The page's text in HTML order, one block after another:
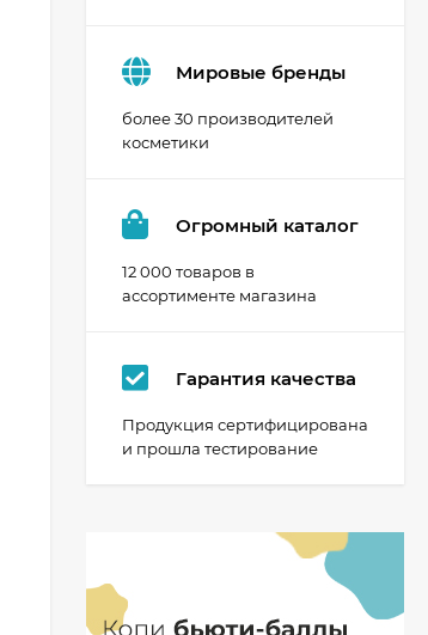
Мировые бренды
более 30 производителей
косметики
Огромный каталог
12 000 товаров в
ассортименте магазина
Гарантия качества
Продукция сертифицирована
и прошла тестирование